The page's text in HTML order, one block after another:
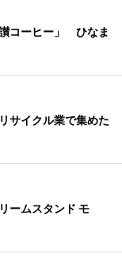
コーヒー」 ひなま
サイクル業で集めた
ームスタンド モ